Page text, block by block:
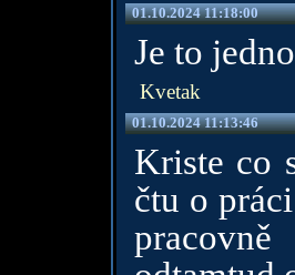
01.10.2024 11:18:00
Je to
Kvetak
01.10.2024 11:13:46
Kriste co
čtu o